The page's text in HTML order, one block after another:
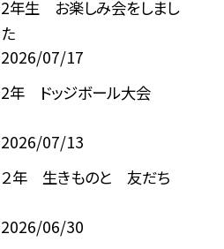
2年生 お楽しみ会をしまし
た
2026/07/17
2年 ドッジボール大会
2026/07/13
２年 生きものと 友だち
2026/06/30